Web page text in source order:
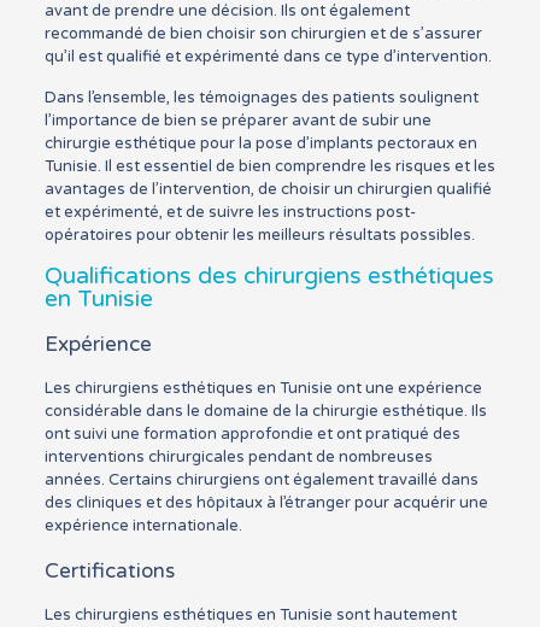
avant de prendre une décision. Ils ont également
recommandé de bien choisir son chirurgien et de s’assurer
qu’il est qualifié et expérimenté dans ce type d’intervention.
Dans l’ensemble, les témoignages des patients soulignent
l’importance de bien se préparer avant de subir une
chirurgie esthétique pour la pose d’implants pectoraux en
Tunisie. Il est essentiel de bien comprendre les risques et les
avantages de l’intervention, de choisir un chirurgien qualifié
et expérimenté, et de suivre les instructions post-
opératoires pour obtenir les meilleurs résultats possibles.
Qualifications des chirurgiens esthétiques
en Tunisie
Expérience
Les chirurgiens esthétiques en Tunisie ont une expérience
considérable dans le domaine de la chirurgie esthétique. Ils
ont suivi une formation approfondie et ont pratiqué des
interventions chirurgicales pendant de nombreuses
années. Certains chirurgiens ont également travaillé dans
des cliniques et des hôpitaux à l’étranger pour acquérir une
expérience internationale.
Certifications
Les chirurgiens esthétiques en Tunisie sont hautement